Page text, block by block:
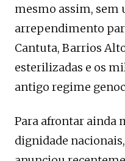
mesmo assim,
arrependimento
Cantuta, Barrios
esterilizadas e os
antigo regime
Para afrontar ainda
dignidade